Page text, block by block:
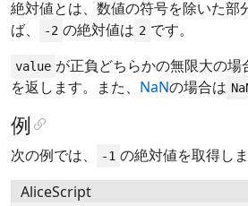
絶対値とは、数値の符号を除いた部
ば、
-2 の絶対値は 2 です。
value が正負どちらかの無限大の
を返します。また、 NaNの場合は
例
次の例では、 -1 の絶対値を取得しま
AliceScript